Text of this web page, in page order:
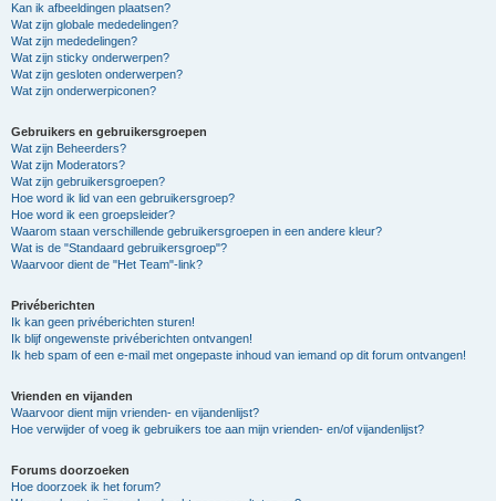
Kan ik afbeeldingen plaatsen?
Wat zijn globale mededelingen?
Wat zijn mededelingen?
Wat zijn sticky onderwerpen?
Wat zijn gesloten onderwerpen?
Wat zijn onderwerpiconen?
Gebruikers en gebruikersgroepen
Wat zijn Beheerders?
Wat zijn Moderators?
Wat zijn gebruikersgroepen?
Hoe word ik lid van een gebruikersgroep?
Hoe word ik een groepsleider?
Waarom staan verschillende gebruikersgroepen in een andere kleur?
Wat is de "Standaard gebruikersgroep"?
Waarvoor dient de "Het Team"-link?
Privéberichten
Ik kan geen privéberichten sturen!
Ik blijf ongewenste privéberichten ontvangen!
Ik heb spam of een e-mail met ongepaste inhoud van iemand op dit forum ontvangen!
Vrienden en vijanden
Waarvoor dient mijn vrienden- en vijandenlijst?
Hoe verwijder of voeg ik gebruikers toe aan mijn vrienden- en/of vijandenlijst?
Forums doorzoeken
Hoe doorzoek ik het forum?